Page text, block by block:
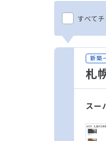
すべて
新築
札
スー